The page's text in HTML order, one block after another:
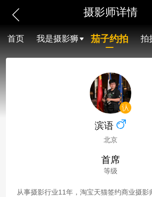
摄影师详情
首页 我是摄影狮 茄子约拍 拍
滨语
北京
首席
等级
从事摄影行业11年，淘宝天猫签约商业摄影